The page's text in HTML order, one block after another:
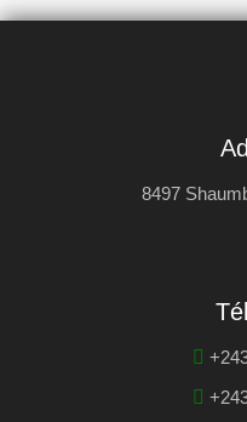
8497